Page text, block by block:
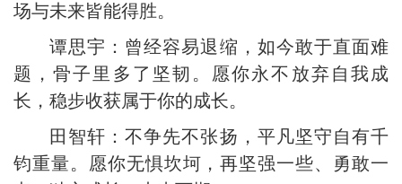
场与未来皆能得胜。
谭思宇：曾经容易退缩，如今敢于直面难
题，骨子里多了坚韧。愿你永不放弃自我成
长，稳步收获属于你的成长。
田智轩：不争先不张扬，平凡坚守自有千
钧重量。愿你无惧坎坷，再坚强一些、勇敢一